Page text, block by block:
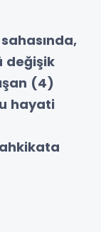
değişik
(4)
hayati